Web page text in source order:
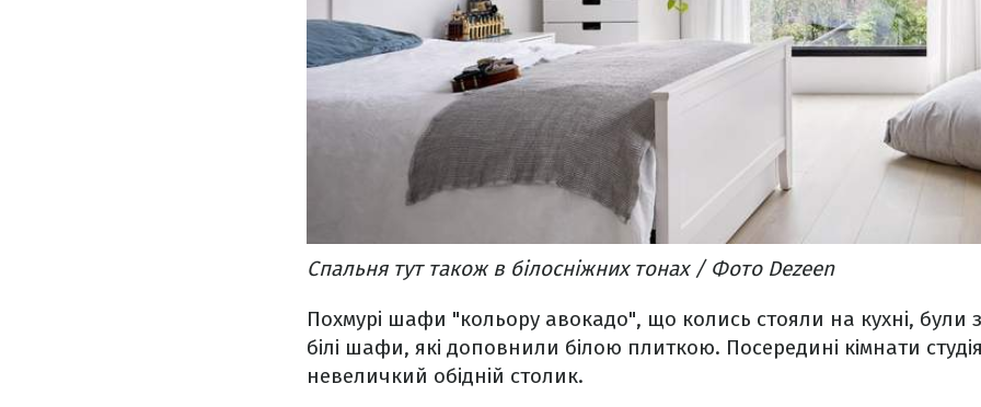
Спальня тут також в білосніжних тонах / Фото Dezeen
Похмурі шафи "кольору авокадо", що колись стояли на кухні, були
білі шафи, які доповнили білою плиткою. Посередині кімнати
невеличкий обідній столик.